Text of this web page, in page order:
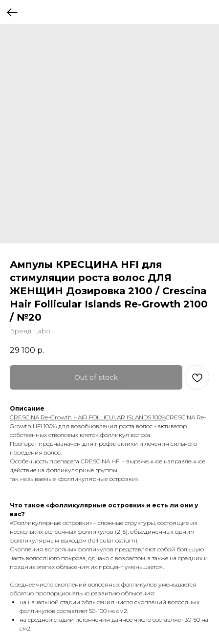
Ампулы КРЕСЦИНА HFI для
стимуляции роста волос ДЛЯ
ЖЕНЩИН Дозировка 2100 / Crescina
Hair Follicular Islands Re-Growth 2100
/ №20
Бренд: Labo
29 100 р.
Out of stock
Описание
CRESCINA Re-Growth HAIR FOLLICULAR ISLANDS 100%CRESCINA Re-
Growth HFI 100% для возобновления роста волос - активатор
собственных стволовых клеток фолликул волоса.
Препарат предназначен для профилактики и лечения сильного
поредения волос.
Особенность препарата CRESCINA HFI - выраженное направленное
действие на фолликулярные группы,
так называемые «фолликулярные островки».
Что такое «фолликулярные островки» и есть ли они у
вас?
«Фолликулярные островки» – сложные структуры, состоящие из
нескольких волосяных фолликулов (2-5), объединенных одним
фолликулярным выходом (follicular ostium).
Скопления волосяных фолликулов представляют собой большую
часть волосяного покрова, однако с возрастом, а также на средних и
поздних этапах облысения их процент уменьшается.
Среднее число скоплений волосяных фолликулов уменьшается
обратно пропорционально развитию облысения:
на начальной стадии облысения число скоплений волосяных
фолликулов составляет 50-100 на см2;
на средней стадии истончения данное число составляет 30-50 на
см2;